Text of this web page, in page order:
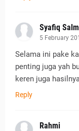
Syafiq
5 February
Selama ini pake
penting juga yah
keren juga
Reply
Rahmi